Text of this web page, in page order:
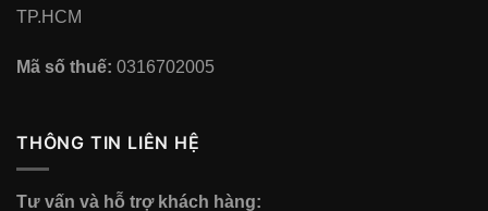
TP.HCM
Mã số thuế: 0316702005
THÔNG TIN LIÊN HỆ
Tư vấn và hỗ trợ khách hàng: